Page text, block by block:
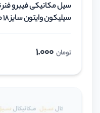
سیلیکون وایتون سایز 18 میلیمتر
تومان 1.000